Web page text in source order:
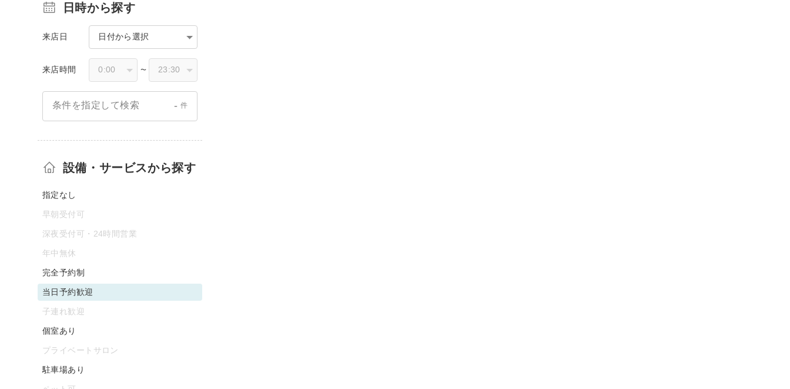
日時から探す
来店日 日付から選択
来店時間 〜
条件を指定して検索 - 件
設備・サービスから探す
指定なし
早朝受付可
深夜受付可・24時間営業
年中無休
完全予約制
当日予約歓迎
子連れ歓迎
個室あり
プライベートサロン
駐車場あり